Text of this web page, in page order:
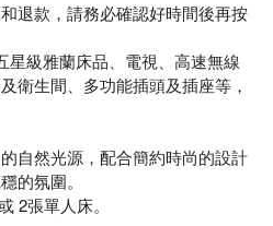
退款，請務必確認好時間後再按
星級雅蘭床品、電視、高速無線
衛生間、多功能插頭及插座等，
自然光源，配合簡約時尚的設計
的氛圍。
2張單人床。